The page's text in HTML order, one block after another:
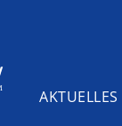
AKTUELLES